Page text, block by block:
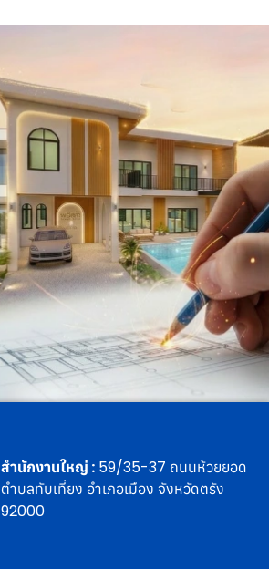
สำนักงานใหญ่ : 59/35-37 ถนนห้วยยอด
ตำบลทับเที่ยง อำเภอเมือง จังหวัดตรัง
92000